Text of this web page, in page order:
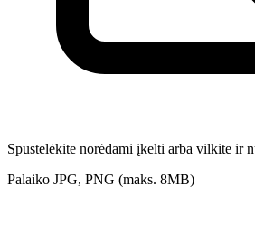
Spustelėkite norėdami įkelti arba vilkite ir
Palaiko JPG, PNG (maks. 8MB)